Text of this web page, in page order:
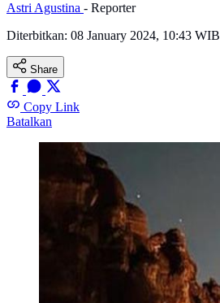
Astri Agustina - Reporter
Diterbitkan: 08 January 2024, 10:43 WIB
Share
Copy Link
Batalkan